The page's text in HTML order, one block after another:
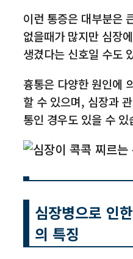
이런 통증은 대부분은
없을때가 많지만 심장
생겼다는 신호일 수도
흉통은 다양한 원인에
할 수 있으며, 심장과
통인 경우도 있을 수 있
심장병으로 인
의 특징